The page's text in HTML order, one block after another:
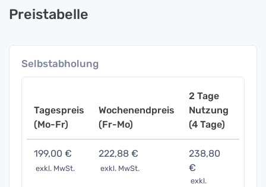
Preistabelle
Selbstabholung
Tagespreis
(Mo-Fr)
Wochenendpreis
(Fr-Mo)
2 Tage
Nutzung
(4 Tage)
199,00 €
exkl. MwSt.
222,88 €
exkl. MwSt.
238,80
€
exkl.